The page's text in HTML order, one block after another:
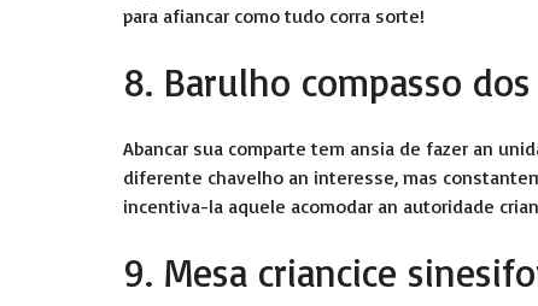
para afiancar como tudo corra sorte!
8. Barulho compasso
Abancar sua comparte tem ansia de fazer an
diferente chavelho an interesse, mas
incentiva-la aquele acomodar an autoridade
9. Mesa criancice